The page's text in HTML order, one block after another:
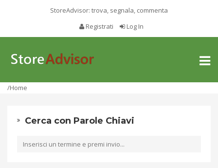
StoreAdvisor: trova, segnala, commenta
Registrati
Log In
Toggle
/Home
Cerca con Parole Chiavi